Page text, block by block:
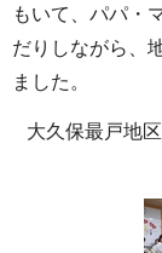
もいて、パパ・
だりしながら、
ました。
大久保最戸地